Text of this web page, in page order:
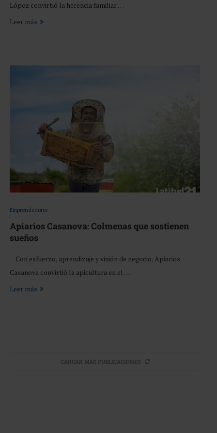
López convirtió la herencia familiar …
Leer más
Emprendedores
Apiarios Casanova: Colmenas que sostienen
sueños
Con esfuerzo, aprendizaje y visión de negocio, Apiarios
Casanova convirtió la apicultura en el …
Leer más
CARGAR MÁS PUBLICACIONES